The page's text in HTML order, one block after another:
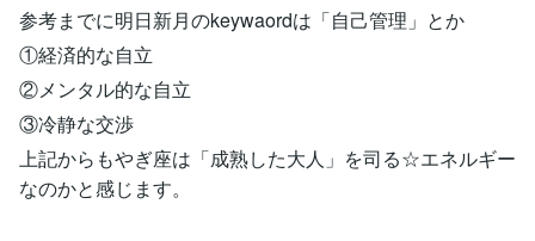
参考までに明日新月のkeywaordは「自己管理」とか
①経済的な自立
②メンタル的な自立
③冷静な交渉
上記からもやぎ座は「成熟した大人」を司る☆エネルギー
なのかと感じます。